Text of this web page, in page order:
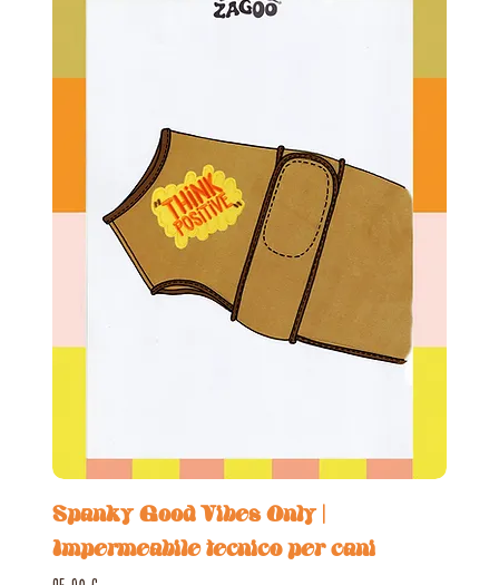
Spanky Good Vibes Only |
Impermeabile tecnico per cani